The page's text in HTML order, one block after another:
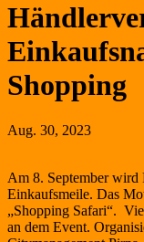
Shopping
Aug. 30, 2023
Am 8. September wird
Einkaufsmeile. Das
„Shopping Safari“.
an dem Event.